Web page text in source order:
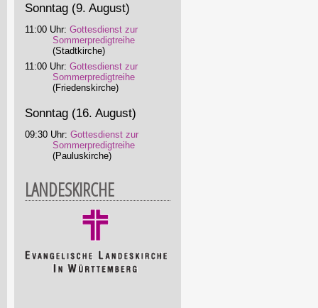
Sonntag (9. August)
11:00 Uhr: Gottesdienst zur
Sommerpredigtreihe
(Stadtkirche)
11:00 Uhr: Gottesdienst zur
Sommerpredigtreihe
(Friedenskirche)
Sonntag (16. August)
09:30 Uhr: Gottesdienst zur
Sommerpredigtreihe
(Pauluskirche)
LANDESKIRCHE